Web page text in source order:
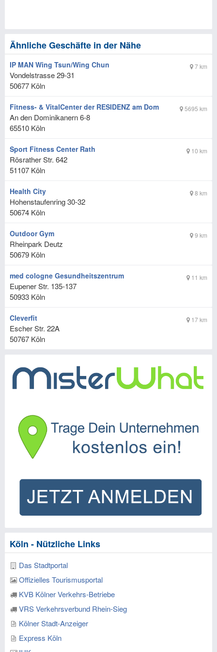
Ähnliche Geschäfte in der Nähe
7 km
IP MAN Wing Tsun/Wing Chun
Vondelstrasse 29-31
50677 Köln
5695 km
Fitness- & VitalCenter der RESIDENZ am Dom
An den Dominikanern 6-8
65510 Köln
10 km
Sport Fitness Center Rath
Rösrather Str. 642
51107 Köln
8 km
Health City
Hohenstaufenring 30-32
50674 Köln
9 km
Outdoor Gym
Rheinpark Deutz
50679 Köln
11 km
med cologne Gesundheitszentrum
Eupener Str. 135-137
50933 Köln
17 km
Cleverfit
Escher Str. 22A
50767 Köln
Köln - Nützliche Links
Das Stadtportal
Offizielles Tourismusportal
KVB Kölner Verkehrs-Betriebe
VRS Verkehrsverbund Rhein-Sieg
Kölner Stadt-Anzeiger
Express Köln